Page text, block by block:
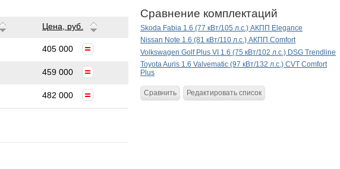
Цена, руб.
405 000
459 000
482 000
Сравнение комплектаций
Skoda Fabia 1.6 (77 кВт/105 л.с.) АКПП Elegance
Nissan Note 1.6 (81 кВт/110 л.с.) АКПП Comfort
Volkswagen Golf Plus VI 1.6 (75 кВт/102 л.с.) DSG Trendline
Toyota Auris 1.6 Valvematic (97 кВт/132 л.с.) CVT Comfort
Plus
Сравнить Редактировать список